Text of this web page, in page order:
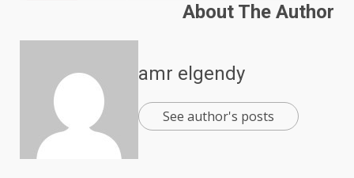
About The Author
amr elgendy
See author's posts